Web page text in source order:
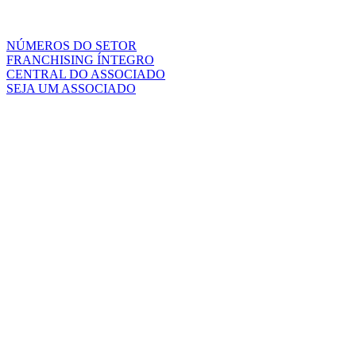
NÚMEROS DO SETOR
FRANCHISING ÍNTEGRO
CENTRAL DO ASSOCIADO
SEJA UM ASSOCIADO